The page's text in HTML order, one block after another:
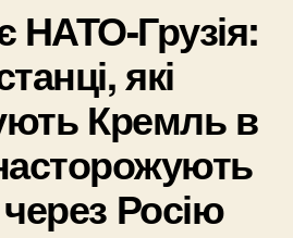
НАТО-Грузія:
які
Кремль в
Росію